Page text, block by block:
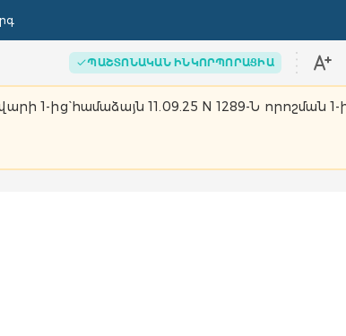
ՊԱՇՏՈՆԱԿԱՆ ԻՆԿՈՐՊՈՐԱՑԻԱ
1-ից` համաձայն 11.09.25 N 1289-Ն որոշման 1-